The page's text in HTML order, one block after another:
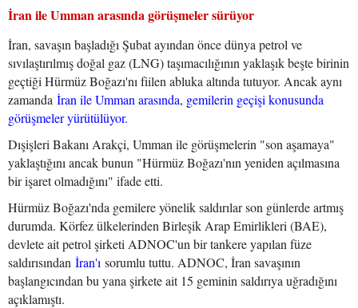
İran ile Umman arasında görüşmeler sürüyor
İran, savaşın başladığı Şubat ayından önce dünya petrol ve
sıvılaştırılmış doğal gaz (LNG) taşımacılığının yaklaşık beşte birinin
geçtiği Hürmüz Boğazı'nı fiilen abluka altında tutuyor. Ancak aynı
zamanda İran ile Umman arasında, gemilerin geçişi konusunda
görüşmeler yürütülüyor.
Dışişleri Bakanı Arakçi, Umman ile görüşmelerin "son aşamaya"
yaklaştığını ancak bunun "Hürmüz Boğazı'nın yeniden açılmasına
bir işaret olmadığını" ifade etti.
Hürmüz Boğazı'nda gemilere yönelik saldırılar son günlerde artmış
durumda. Körfez ülkelerinden Birleşik Arap Emirlikleri (BAE),
devlete ait petrol şirketi ADNOC'un bir tankere yapılan füze
saldırısından İran'ı sorumlu tuttu. ADNOC, İran savaşının
başlangıcından bu yana şirkete ait 15 geminin saldırıya uğradığını
açıklamıştı.